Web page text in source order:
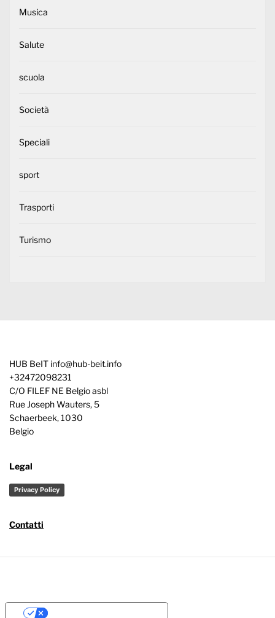
Musica
Salute
scuola
Società
Speciali
sport
Trasporti
Turismo
HUB BeIT info@hub-beit.info
+32472098231
C/O FILEF NE Belgio asbl
Rue Joseph Wauters, 5
Schaerbeek,1030
Belgio
Legal
Privacy Policy
Contatti
Your Privacy Choices